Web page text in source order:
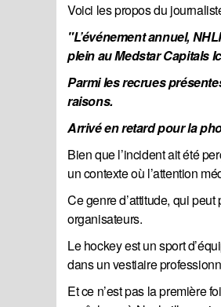
Voici les propos du
"L’événement annuel,
plein au Medstar Capitals
Parmi les recrues
raisons.
Arrivé en retard pour la
Bien que l’incident ait été
un contexte où l’attention
Ce genre d’attitude, qui
organisateurs.
Le hockey est un sport
dans un vestiaire
Et ce n’est pas la première